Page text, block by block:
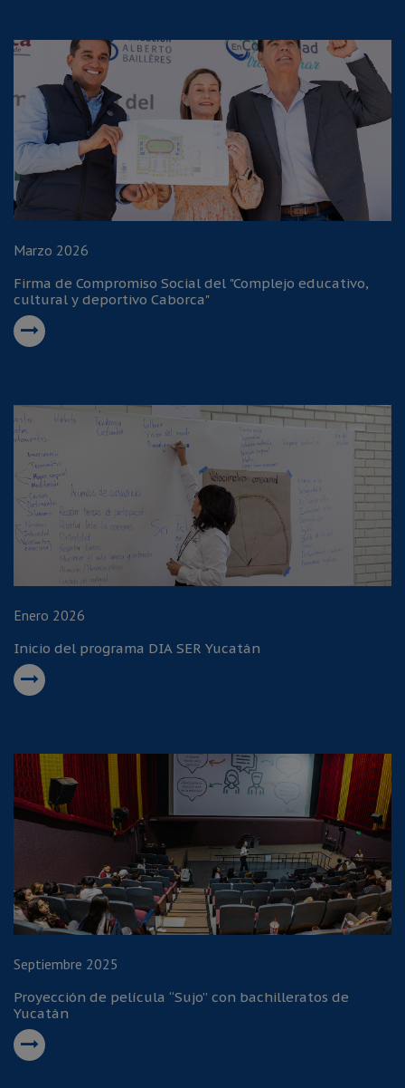
Marzo 2026
Firma de Compromiso Social del "Complejo educativo,
cultural y deportivo Caborca"
Enero 2026
Inicio del programa DIA SER Yucatán
Septiembre 2025
Proyección de película “Sujo” con bachilleratos de
Yucatán